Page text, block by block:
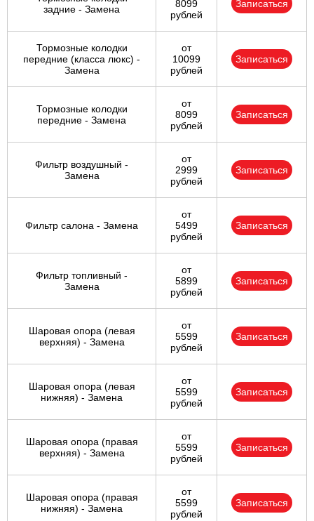
задние - Замена
8099
рублей
Записаться
Тормозные колодки
передние (класса люкс) -
Замена
от
10099
рублей
Записаться
Тормозные колодки
передние - Замена
от
8099
рублей
Записаться
Фильтр воздушный -
Замена
от
2999
рублей
Записаться
Фильтр салона - Замена
от
5499
рублей
Записаться
Фильтр топливный -
Замена
от
5899
рублей
Записаться
Шаровая опора (левая
верхняя) - Замена
от
5599
рублей
Записаться
Шаровая опора (левая
нижняя) - Замена
от
5599
рублей
Записаться
Шаровая опора (правая
верхняя) - Замена
от
5599
рублей
Записаться
Шаровая опора (правая
нижняя) - Замена
от
5599
рублей
Записаться